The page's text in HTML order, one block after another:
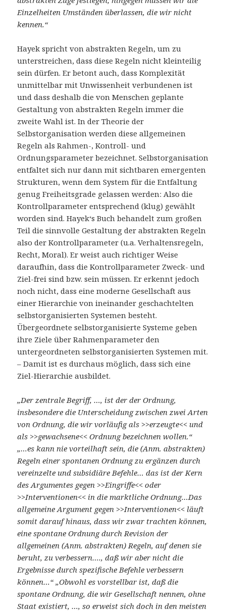
Einzelheiten Umständen überlassen, die wir nicht
kennen.“
Hayek spricht von abstrakten Regeln, um zu
unterstreichen, dass diese Regeln nicht kleinteilig
sein dürfen. Er betont auch, dass Komplexität
unmittelbar mit Unwissenheit verbundenen ist
und dass deshalb die von Menschen geplante
Gestaltung von abstrakten Regeln immer die
zweite Wahl ist. In der Theorie der
Selbstorganisation werden diese allgemeinen
Regeln als Rahmen-, Kontroll- und
Ordnungsparameter bezeichnet. Selbstorganisation
entfaltet sich nur dann mit sichtbaren emergenten
Strukturen, wenn dem System für die Entfaltung
genug Freiheitsgrade gelassen werden: Also die
Kontrollparameter entsprechend (klug) gewählt
worden sind. Hayek‘s Buch behandelt zum großen
Teil die sinnvolle Gestaltung der abstrakten Regeln
also der Kontrollparameter (u.a. Verhaltensregeln,
Recht, Moral). Er weist auch richtiger Weise
daraufhin, dass die Kontrollparameter Zweck- und
Ziel-frei sind bzw. sein müssen. Er erkennt jedoch
noch nicht, dass eine moderne Gesellschaft aus
einer Hierarchie von ineinander geschachtelten
selbstorganisierten Systemen besteht.
Übergeordnete selbstorganisierte Systeme geben
ihre Ziele über Rahmenparameter den
untergeordneten selbstorganisierten Systemen mit.
– Damit ist es durchaus möglich, dass sich eine
Ziel-Hierarchie ausbildet.
„Der zentrale Begriff, …, ist der der Ordnung,
insbesondere die Unterscheidung zwischen zwei Arten
von Ordnung, die wir vorläufig als >>erzeugte<< und
als >>gewachsene<< Ordnung bezeichnen wollen.“
„…es kann nie vorteilhaft sein, die (Anm. abstrakten)
Regeln einer spontanen Ordnung zu ergänzen durch
vereinzelte und subsidiäre Befehle… das ist der Kern
des Argumentes gegen >>Eingriffe<< oder
>>Interventionen<< in die marktliche Ordnung…Das
allgemeine Argument gegen >>Interventionen<< läuft
somit darauf hinaus, dass wir zwar trachten können,
eine spontane Ordnung durch Revision der
allgemeinen (Anm. abstrakten) Regeln, auf denen sie
beruht, zu verbessern…., daß wir aber nicht die
Ergebnisse durch spezifische Befehle verbessern
können…“ „Obwohl es vorstellbar ist, daß die
spontane Ordnung, die wir Gesellschaft nennen, ohne
Staat existiert, …, so erweist sich doch in den meisten